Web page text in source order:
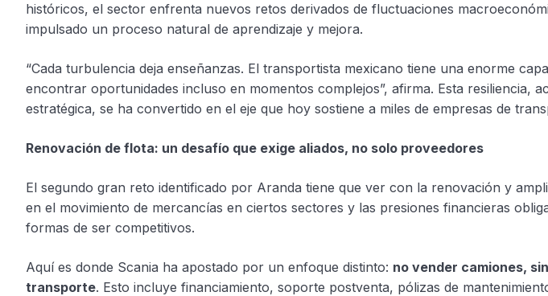
históricos, el sector enfrenta nuevos retos derivados de fluctuaciones
impulsado un proceso natural de aprendizaje y mejora.
“Cada turbulencia deja enseñanzas. El transportista mexicano tiene una enorme
encontrar oportunidades incluso en momentos complejos”, afirma. Esta resiliencia,
estratégica, se ha convertido en el eje que hoy sostiene a miles de empresas de
Renovación de flota: un desafío que exige aliados, no solo proveedores
El segundo gran reto identificado por Aranda tiene que ver con la renovación y
en el movimiento de mercancías en ciertos sectores y las presiones financieras
formas de ser competitivos.
Aquí es donde Scania ha apostado por un enfoque distinto: no vender camiones,
transporte. Esto incluye financiamiento, soporte postventa, pólizas de